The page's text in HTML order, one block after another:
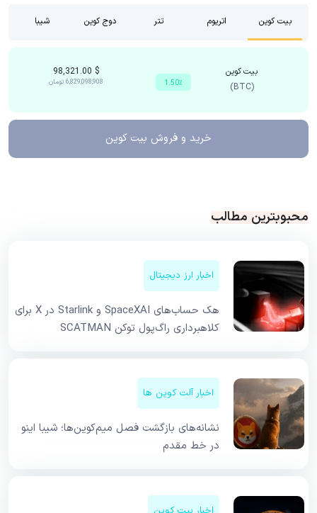
بیت کوین اتریوم تتر دوج کوین شیبا
بیت کوین
(BTC)
1.50٪
$
6,829,098,908 تومان
خرید و فروش بیت کوین
محبوبترین مطالب
اخبار ارز دیجیتال
هک حساب‌های SpaceXAI و Starlink در X برای
کلاهبرداری راگ‌پول توکن SCATMAN
اخبار آلت کوین ها
نشانه‌های بازگشت فصل میم‌کوین‌ها؛ شیبا اینو
در خط مقدم